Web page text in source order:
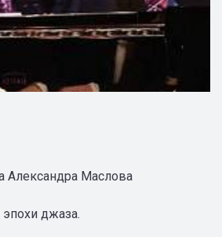
Александра Маслова
джаза.